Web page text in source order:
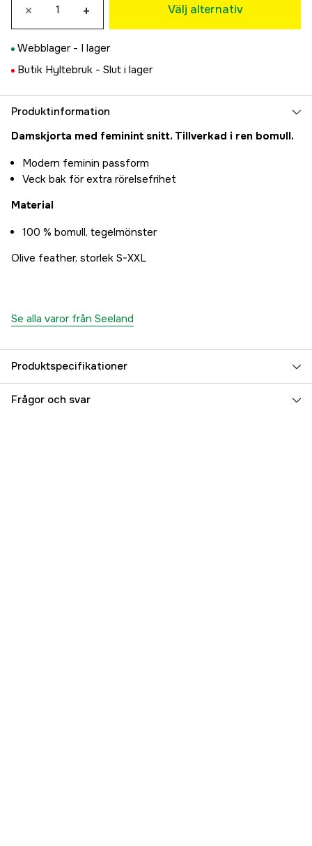
459 kr
2XL
× + Välj alternativ
Webblager - I lager
Butik Hyltebruk - Slut i lager
Produktinformation
Damskjorta med feminint snitt. Tillverkad i ren bomull.
Modern feminin passform
Veck bak för extra rörelsefrihet
Material
100 % bomull, tegelmönster
Olive feather, storlek S-XXL
Se alla varor från Seeland
Produktspecifikationer
Färgton Grön
Frågor och svar